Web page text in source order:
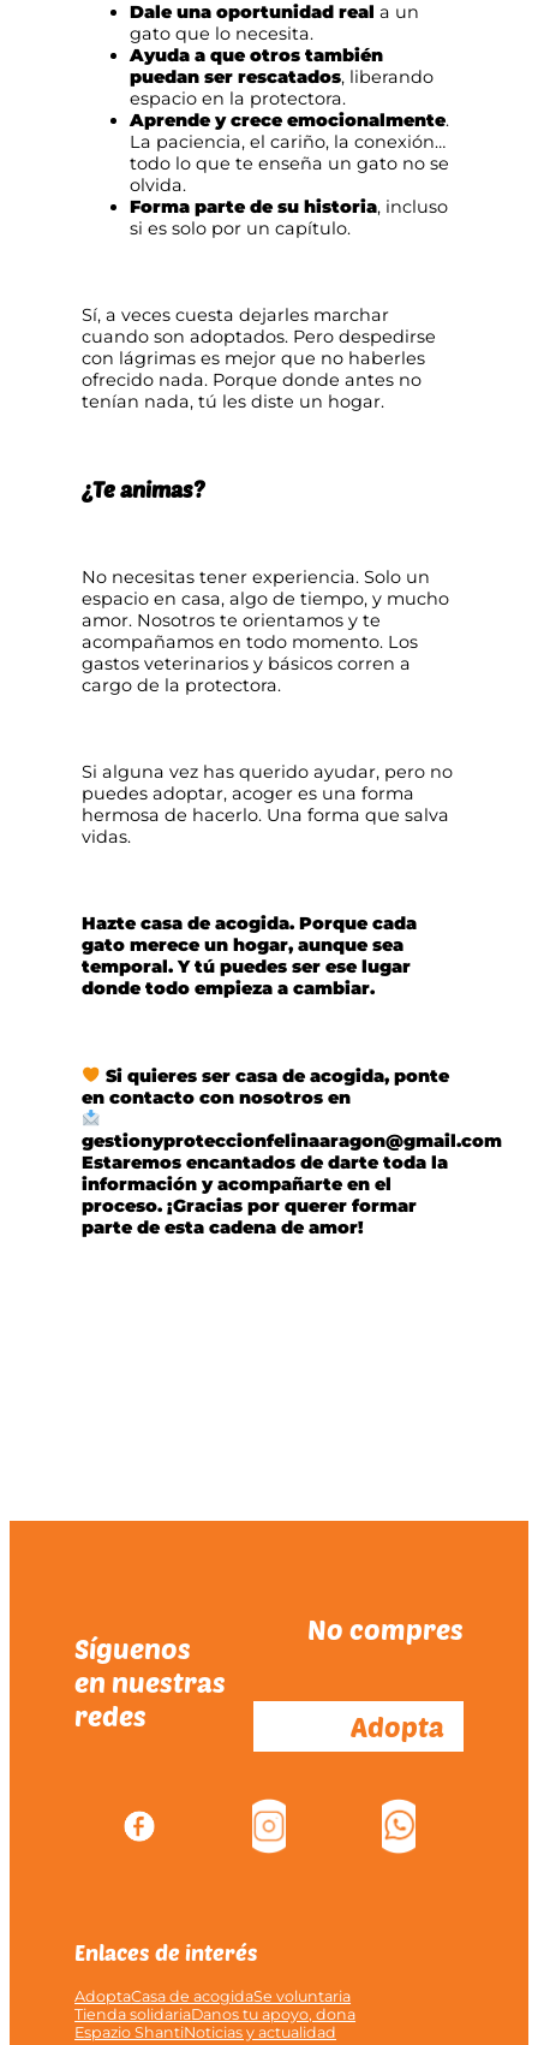
Dale una oportunidad real a un
gato que lo necesita.
Ayuda a que otros también
puedan ser rescatados, liberando
espacio en la protectora.
Aprende y crece emocionalmente.
La paciencia, el cariño, la conexión…
todo lo que te enseña un gato no se
olvida.
Forma parte de su historia, incluso
si es solo por un capítulo.
Sí, a veces cuesta dejarles marchar
cuando son adoptados. Pero despedirse
con lágrimas es mejor que no haberles
ofrecido nada. Porque donde antes no
tenían nada, tú les diste un hogar.
¿Te animas?
No necesitas tener experiencia. Solo un
espacio en casa, algo de tiempo, y mucho
amor. Nosotros te orientamos y te
acompañamos en todo momento. Los
gastos veterinarios y básicos corren a
cargo de la protectora.
Si alguna vez has querido ayudar, pero no
puedes adoptar, acoger es una forma
hermosa de hacerlo. Una forma que salva
vidas.
Hazte casa de acogida. Porque cada
gato merece un hogar, aunque sea
temporal. Y tú puedes ser ese lugar
donde todo empieza a cambiar.
Si quieres ser casa de acogida, ponte
en contacto con nosotros en
gestionyproteccionfelinaaragon@gmail.com
Estaremos encantados de darte toda la
información y acompañarte en el
proceso. ¡Gracias por querer formar
parte de esta cadena de amor!
Síguenos
en nuestras
redes
No compres
Adopta
Enlaces de interés
AdoptaCasa de acogidaSe voluntaria
Tienda solidariaDanos tu apoyo, dona
Espazio ShantiNoticias y actualidad